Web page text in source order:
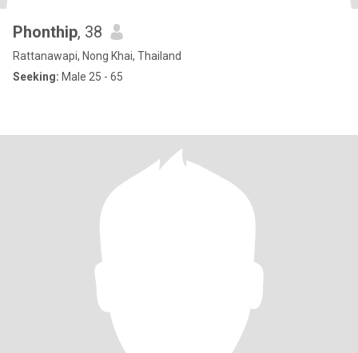
Phonthip, 38
Rattanawapi, Nong Khai, Thailand
Seeking: Male 25 - 65